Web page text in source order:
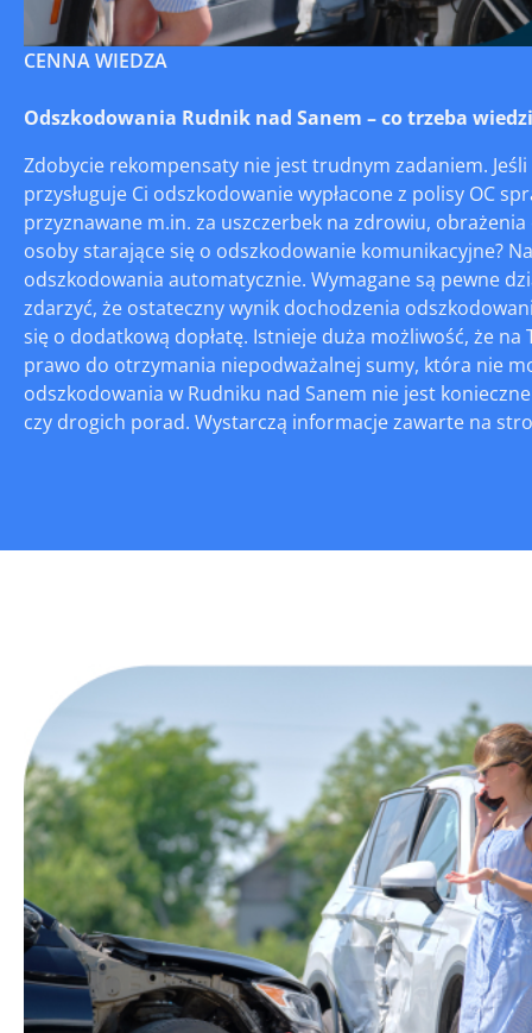
CENNA WIEDZA
Odszkodowania Rudnik nad Sanem – co trzeba
Zdobycie rekompensaty nie jest trudnym zadaniem.
przysługuje Ci odszkodowanie wypłacone z polisy OC
przyznawane m.in. za uszczerbek na zdrowiu,
osoby starające się o odszkodowanie komunikacyjne?
odszkodowania automatycznie. Wymagane są pewne
zdarzyć, że ostateczny wynik dochodzenia
się o dodatkową dopłatę. Istnieje duża możliwość, że
prawo do otrzymania niepodważalnej sumy, która nie
odszkodowania w Rudniku nad Sanem nie jest
czy drogich porad. Wystarczą informacje zawarte na